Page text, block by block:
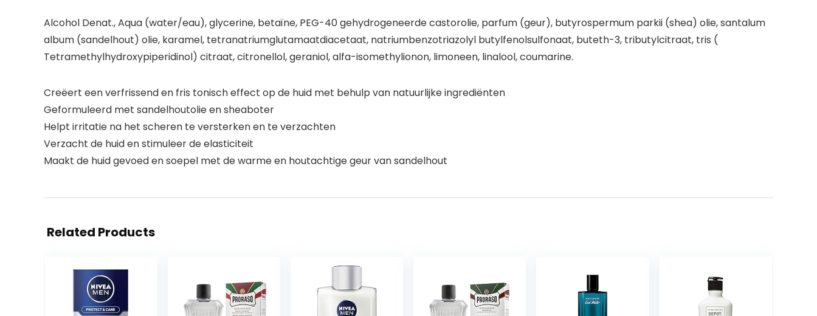
Alcohol Denat., Aqua (water/eau), glycerine, betaïne, PEG-40 gehydrogeneerde castorolie, parfum (geur), butyrospermum parkii (shea) olie, santalum
album (sandelhout) olie, karamel, tetranatriumglutamaatdiacetaat, natriumbenzotriazolyl butylfenolsulfonaat, buteth-3, tributylcitraat, tris (
Tetramethylhydroxypiperidinol) citraat, citronellol, geraniol, alfa-isomethylionon, limoneen, linalool, coumarine.
Creëert een verfrissend en fris tonisch effect op de huid met behulp van natuurlijke ingrediënten
Geformuleerd met sandelhoutolie en sheaboter
Helpt irritatie na het scheren te versterken en te verzachten
Verzacht de huid en stimuleer de elasticiteit
Maakt de huid gevoed en soepel met de warme en houtachtige geur van sandelhout
Related Products